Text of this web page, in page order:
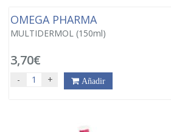
OMEGA PHARMA
MULTIDERMOL (150ml)
3,70€
- + Añadir